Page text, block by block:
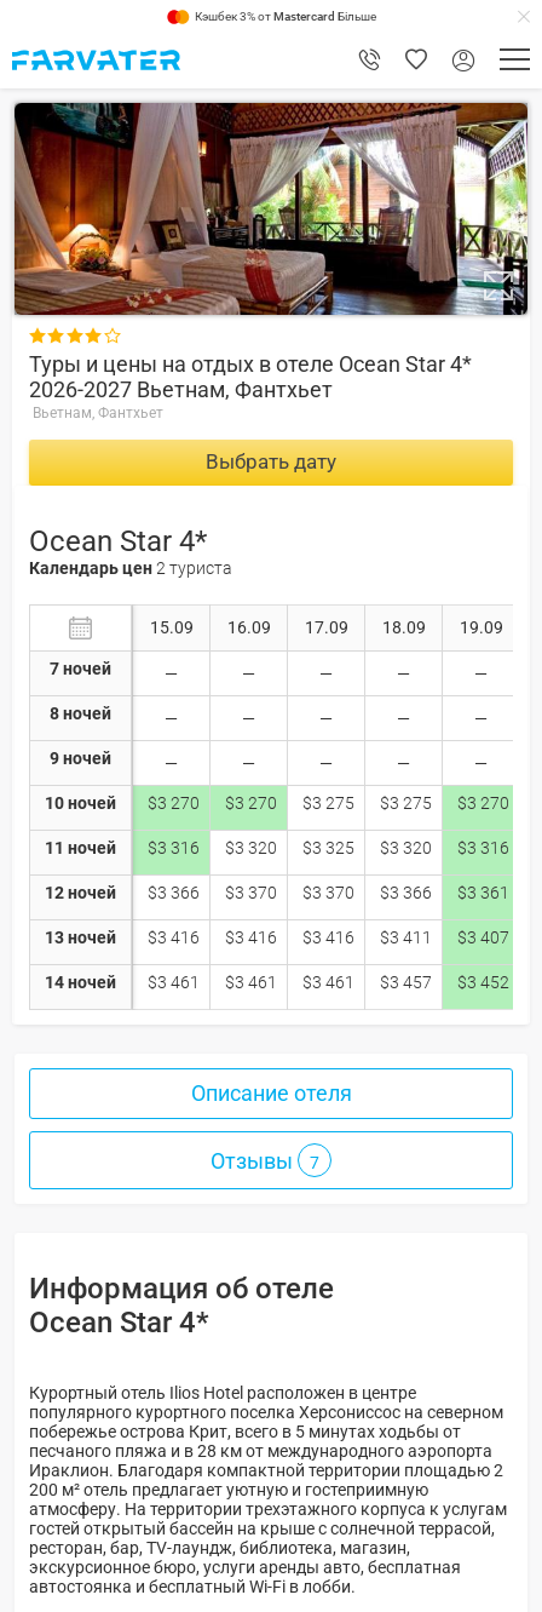
Кэшбек 3% отMastercard Більше
7

Туры и цены на отдых в отеле Ocean Star 4*
2026-2027 Вьетнам, Фантхьет
Вьетнам, Фантхьет
Выбрать дату
Ocean Star 4*
Календарь цен2 туриста
7 ночей
8 ночей
9 ночей
10 ночей
11 ночей
12 ночей
13 ночей
14 ночей
15.09 16.09 17.09 18.09 19.09
$3 270 $3 270 $3 275 $3 275 $3 270
$3 316 $3 320 $3 325 $3 320 $3 316
$3 366 $3 370 $3 370 $3 366 $3 361
$3 416 $3 416 $3 416 $3 411 $3 407
$3 461 $3 461 $3 461 $3 457 $3 452
Описание отеля
Отзывы 7
Информация об отеле
Ocean Star 4*
Курортный отель Ilios Hotel расположен в центре
популярного курортного поселка Херсониссос на северном
побережье острова Крит, всего в 5 минутах ходьбы от
песчаного пляжа и в 28 км от международного аэропорта
Ираклион. Благодаря компактной территории площадью 2
200 м² отель предлагает уютную и гостеприимную
атмосферу. На территории трехэтажного корпуса к услугам
гостей открытый бассейн на крыше с солнечной террасой,
ресторан, бар, TV-лаундж, библиотека, магазин,
экскурсионное бюро, услуги аренды авто, бесплатная
автостоянка и бесплатный Wi-Fi в лобби.